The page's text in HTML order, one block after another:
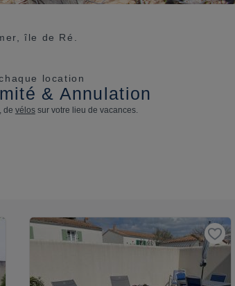
île de Ré.
location
& Annulation
, de vélossur votre lieu de vacances.